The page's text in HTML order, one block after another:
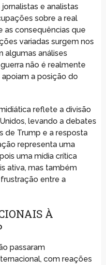
e analistas
sobre a real
as consequências que
variadas surgem nos
algumas análises
não é realmente
apoiam a posição do
reflete a divisão
levando a debates
de Trump e a resposta
representa uma
uma mídia crítica
ativa, mas também
entre a
À
passaram
com reações